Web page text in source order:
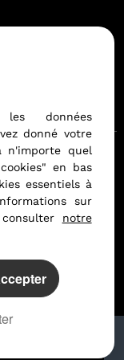
permanent, depuis
notre site
types d'écrans
immobilier
site immobilier
les données
donné votre
n'importe quel
en bas
essentiels à
sur
notre